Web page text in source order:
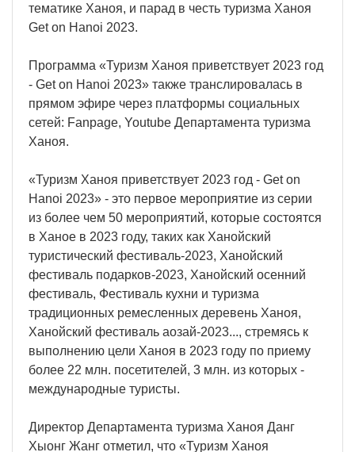
тематике Ханоя, и парад в честь туризма Ханоя
Get on Hanoi 2023.
Программа «Туризм Ханоя приветствует 2023 год
- Get on Hanoi 2023» также транслировалась в
прямом эфире через платформы социальных
сетей: Fanpage, Youtube Департамента туризма
Ханоя.
«Туризм Ханоя приветствует 2023 год - Get on
Hanoi 2023» - это первое мероприятие из серии
из более чем 50 мероприятий, которые состоятся
в Ханое в 2023 году, таких как Ханойский
туристический фестиваль-2023, Ханойский
фестиваль подарков-2023, Ханойский осенний
фестиваль, Фестиваль кухни и туризма
традиционных ремесленных деревень Ханоя,
Ханойский фестиваль аозай-2023..., стремясь к
выполнению цели Ханоя в 2023 году по приему
более 22 млн. посетителей, 3 млн. из которых -
международные туристы.
Директор Департамента туризма Ханоя Данг
Хыонг Жанг отметил, что «Туризм Ханоя